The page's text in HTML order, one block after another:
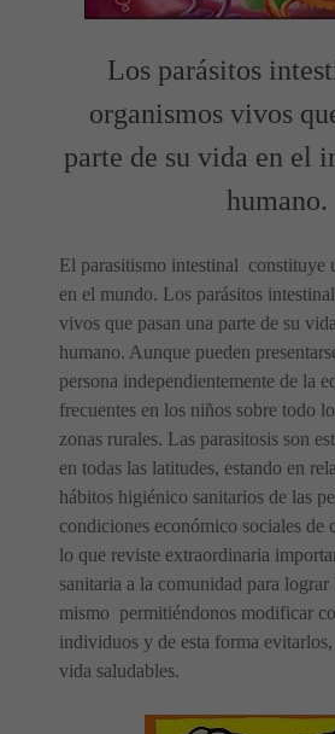
Los parásitos
organismos vivos
parte de su vida en el
humano.
El parasitismo intestinal constituye
en el mundo. Los parásitos
vivos que pasan una parte de su
humano. Aunque pueden
persona independientemente de la
frecuentes en los niños sobre todo
zonas rurales. Las parasitosis son
en todas las latitudes, estando en
hábitos higiénico sanitarios de las
condiciones económico sociales de
lo que reviste extraordinaria
sanitaria a la comunidad para
mismo permitiéndonos modificar
individuos y de esta forma
vida saludables.